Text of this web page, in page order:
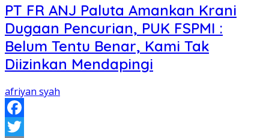
PT FR ANJ Paluta Amankan Krani
Dugaan Pencurian, PUK FSPMI :
Belum Tentu Benar, Kami Tak
Diizinkan Mendapingi
afriyan syah
Facebook